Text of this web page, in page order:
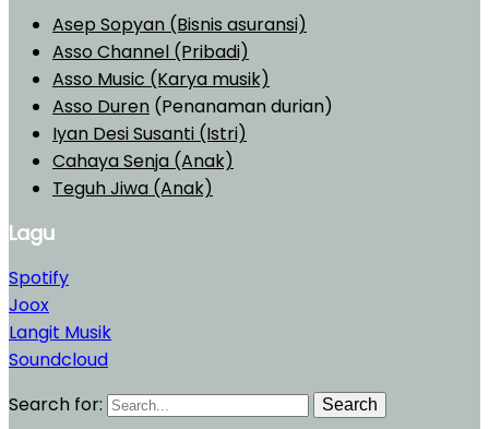
Asep Sopyan (Bisnis asuransi)
Asso Channel (Pribadi)
Asso Music (Karya musik)
Asso Duren (Penanaman durian)
Iyan Desi Susanti (Istri)
Cahaya Senja (Anak)
Teguh Jiwa (Anak)
Lagu
Spotify
Joox
Langit Musik
Soundcloud
Search for:
Search